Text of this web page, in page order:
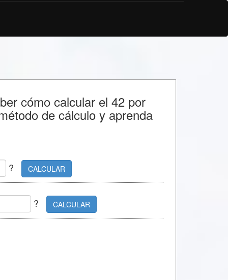
cómo calcular el 42 por
de cálculo y aprenda
? CALCULAR
? CALCULAR